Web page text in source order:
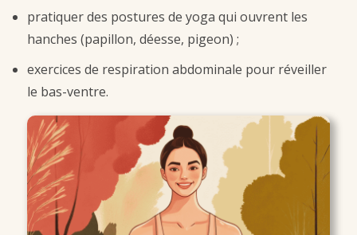
pratiquer des postures de yoga qui ouvrent les
hanches (papillon, déesse, pigeon) ;
exercices de respiration abdominale pour réveiller
le bas-ventre.